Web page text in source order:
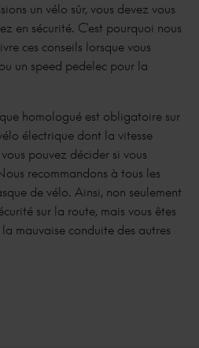
un vélo sûr, vous devez vous
en sécurité. C'est pourquoi nous
ces conseils lorsque vous
un speed pedelec pour la
homologué est obligatoire sur
électrique dont la vitesse
pouvez décider si vous
recommandons à tous les
de vélo. Ainsi, non seulement
sur la route, mais vous êtes
mauvaise conduite des autres